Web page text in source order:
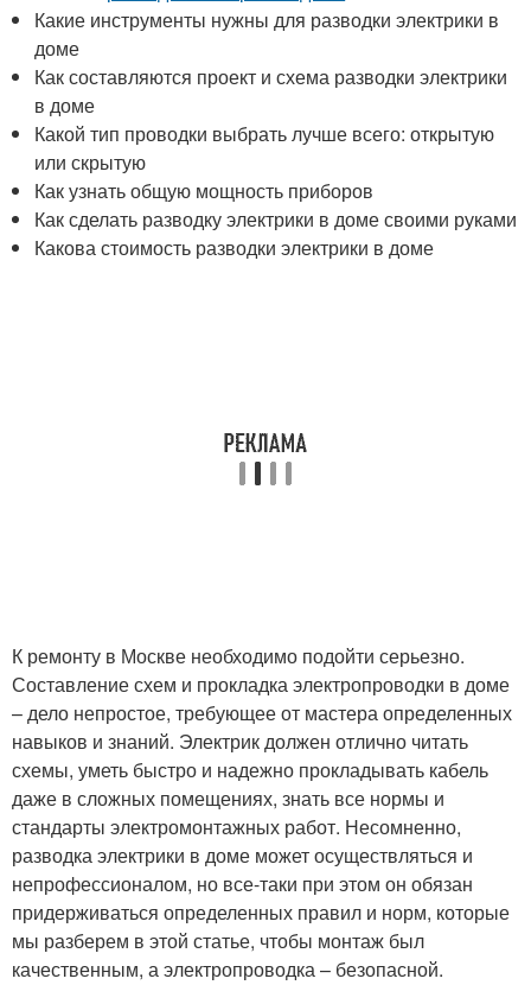
Какие инструменты нужны для разводки электрики в
доме
Как составляются проект и схема разводки электрики
в доме
Какой тип проводки выбрать лучше всего: открытую
или скрытую
Как узнать общую мощность приборов
Как сделать разводку электрики в доме своими руками
Какова стоимость разводки электрики в доме
К ремонту в Москве необходимо подойти серьезно.
Составление схем и прокладка электропроводки в доме
– дело непростое, требующее от мастера определенных
навыков и знаний. Электрик должен отлично читать
схемы, уметь быстро и надежно прокладывать кабель
даже в сложных помещениях, знать все нормы и
стандарты электромонтажных работ. Несомненно,
разводка электрики в доме может осуществляться и
непрофессионалом, но все-таки при этом он обязан
придерживаться определенных правил и норм, которые
мы разберем в этой статье, чтобы монтаж был
качественным, а электропроводка – безопасной.